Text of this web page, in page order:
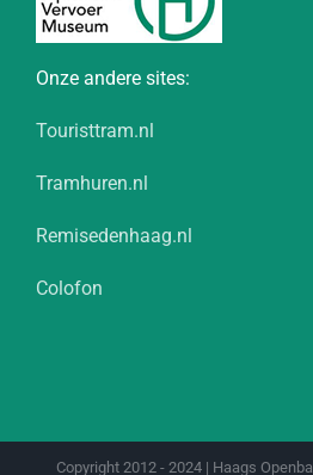
Onze andere sites:
Touristtram.nl
Tramhuren.nl
Remisedenhaag.nl
Colofon
Copyright 2012 - 2024 | Haags